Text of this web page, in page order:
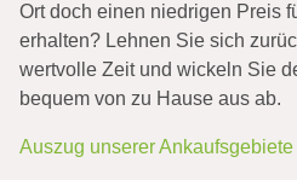
Ort doch einen niedrigen Preis
erhalten? Lehnen Sie sich
wertvolle Zeit und wickeln Sie
bequem von zu Hause aus ab.
Auszug unserer Ankaufsgebiete
Unfallwagen mit